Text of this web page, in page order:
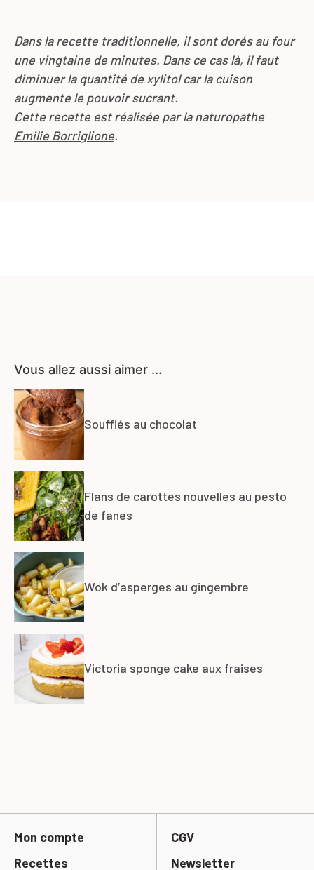
Dans la recette traditionnelle, il sont dorés au four
une vingtaine de minutes. Dans ce cas là, il faut
diminuer la quantité de xylitol car la cuison
augmente le pouvoir sucrant.
Cette recette est réalisée par la naturopathe
Emilie Borriglione.
Vous allez aussi aimer ...
Soufflés au chocolat
Flans de carottes nouvelles au pesto
de fanes
Wok d’asperges au gingembre
Victoria sponge cake aux fraises
Mon compte
Recettes
CGV
Newsletter